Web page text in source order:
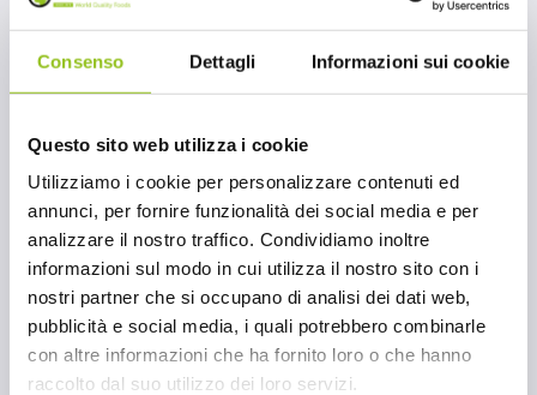
Consenso Dettagli Informazioni sui cookie
Questo sito web utilizza i cookie
Utilizziamo i cookie per personalizzare contenuti ed
annunci, per fornire funzionalità dei social media e per
analizzare il nostro traffico. Condividiamo inoltre
informazioni sul modo in cui utilizza il nostro sito con i
nostri partner che si occupano di analisi dei dati web,
pubblicità e social media, i quali potrebbero combinarle
con altre informazioni che ha fornito loro o che hanno
raccolto dal suo utilizzo dei loro servizi.
Le Bowl cinesi pronte ChinEat, distribuite da
Oscar ‘78, rappresentano una soluzione
cucina cinese. Queste ciotole pronte all'uso
ricette tradizionali, offrendo un pasto
gustoso e veloce da preparare in pochi
minuti. Ogni bowl include noodles premium,
salse saporite e verdure selezionate,
permettendo di esplorare i sapori delle
diverse regioni della Cina. Ad esempio, la
Cantonese Soy Bowl offre i delicati sapori del